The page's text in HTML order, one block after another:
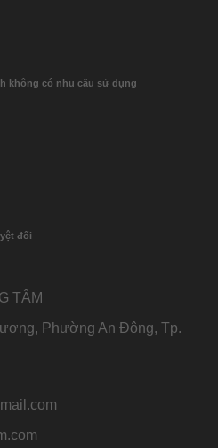
không có nhu cầu sử dụng
đối
TÂM
Phường An Đông, Tp.